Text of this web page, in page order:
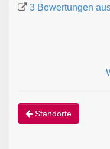
3 Bewertungen
Standorte